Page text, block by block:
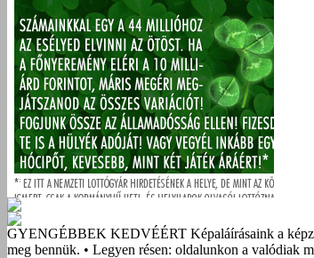
GYENGÉBBEK KEDVÉÉRT Képaláírásaink a
meg bennük. • Legyen résen: oldalunkon a valódiak